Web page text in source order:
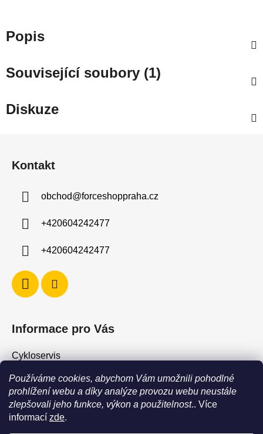
Používáme cookies, abychom Vám umožnili pohodlné
prohlížení webu a díky analýze provozu webu neustále
zlepšovali jeho funkce, výkon a použitelnost.. Více
informací zde.
Popis
Související soubory (1)
Diskuze
Kontakt
obchod@forceshoppraha.cz
+420604242477
+420604242477
Informace pro Vás
Cykloservis
Skiservis
Obchodní podmínky
Podmínky ochrany osobních údajů